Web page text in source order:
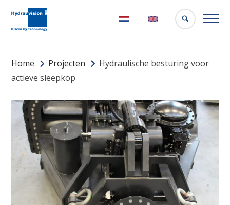
NederlandsEnglish
Home Projecten
Hydraulische besturing voor
actieve sleepkop